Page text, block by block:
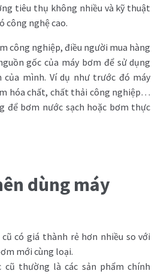
tiêu thụ không nhiều và kỹ thuật
công nghệ cao.
công nghiệp, điều người mua hàng
gốc của máy bơm để sử dụng
của mình. Ví dụ như trước đó máy
hóa chất, chất thải công nghiệp…
để bơm nước sạch hoặc bơm thực
dùng máy
có giá thành rẻ hơn nhiều so với
mới cùng loại.
cũ thường là các sản phẩm chính